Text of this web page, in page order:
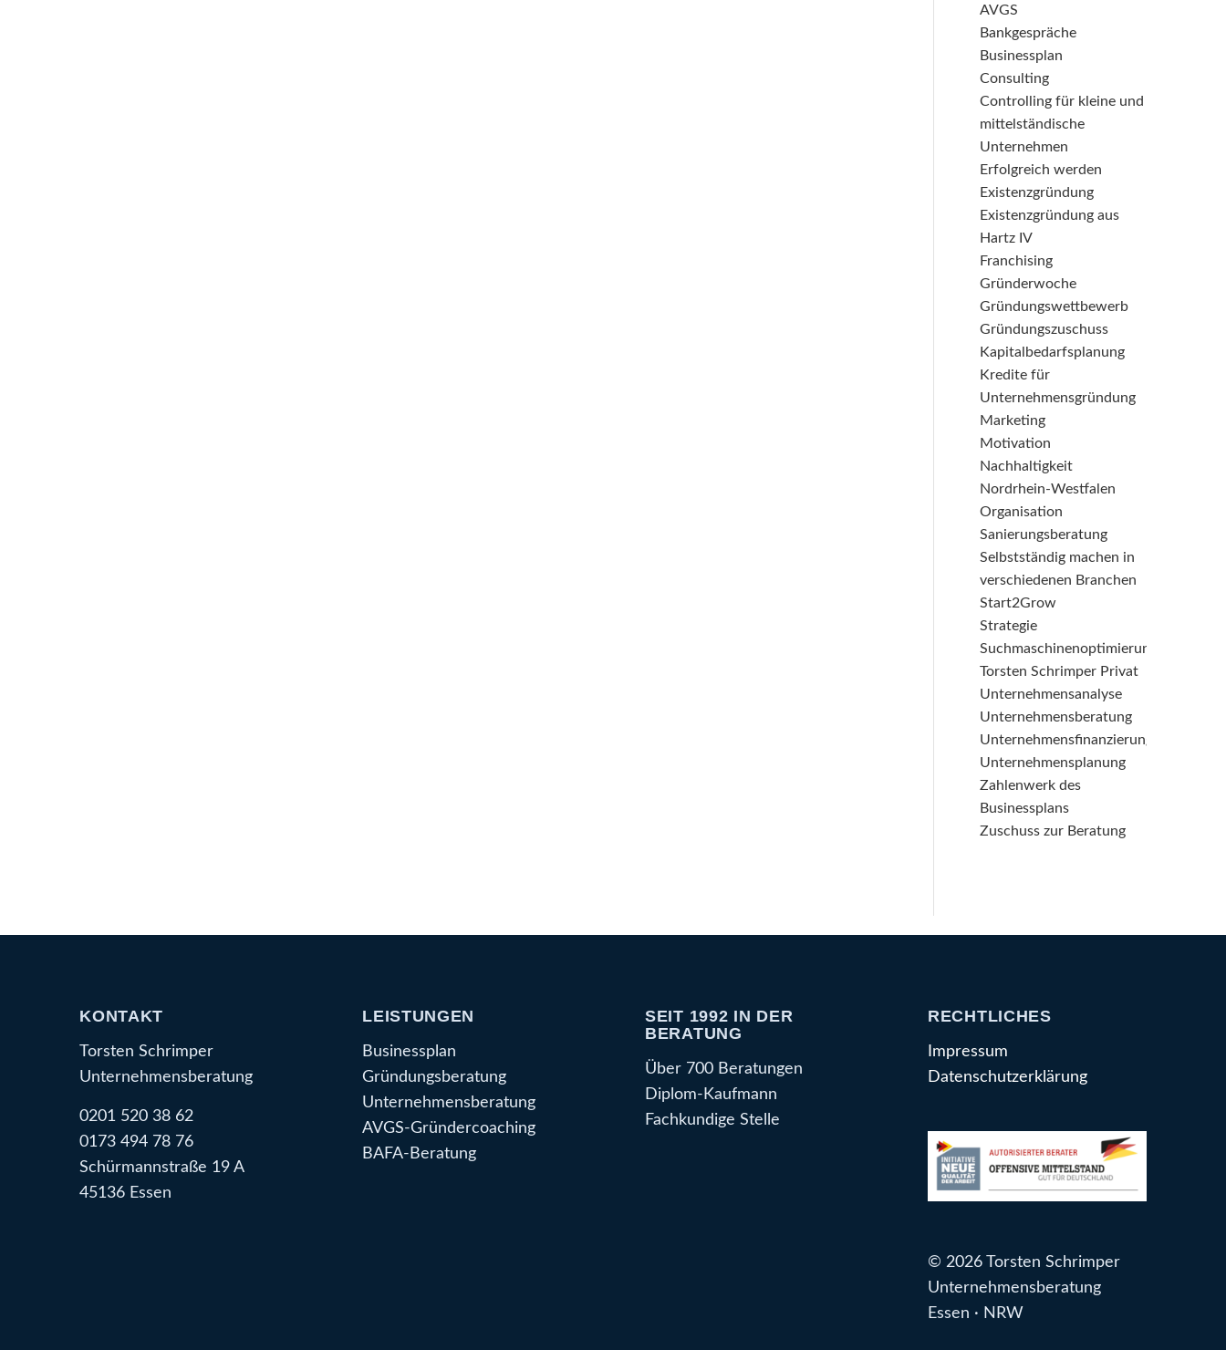
AVGS
Bankgespräche
Businessplan
Consulting
Controlling für kleine und
mittelständische
Unternehmen
Erfolgreich werden
Existenzgründung
Existenzgründung aus
Hartz IV
Franchising
Gründerwoche
Gründungswettbewerb
Gründungszuschuss
Kapitalbedarfsplanung
Kredite für
Unternehmensgründung
Marketing
Motivation
Nachhaltigkeit
Nordrhein-Westfalen
Organisation
Sanierungsberatung
Selbstständig machen in
verschiedenen Branchen
Start2Grow
Strategie
Suchmaschinenoptimierung
Torsten Schrimper Privat
Unternehmensanalyse
Unternehmensberatung
Unternehmensfinanzierung
Unternehmensplanung
Zahlenwerk des
Businessplans
Zuschuss zur Beratung
KONTAKT
Torsten Schrimper
Unternehmensberatung
0201 520 38 62
0173 494 78 76
Schürmannstraße 19 A
45136 Essen
LEISTUNGEN
Businessplan
Gründungsberatung
Unternehmensberatung
AVGS-Gründercoaching
BAFA-Beratung
SEIT 1992 IN DER
BERATUNG
Über 700 Beratungen
Diplom-Kaufmann
Fachkundige Stelle
RECHTLICHES
Impressum
Datenschutzerklärung
© 2026 Torsten Schrimper
Unternehmensberatung
Essen · NRW